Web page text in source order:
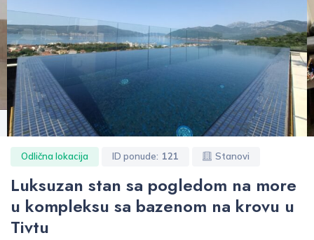
Odlična lokacija ID ponude: 121 Stanovi
Luksuzan stan sa pogledom na more
u kompleksu sa bazenom na krovu u
Tivtu